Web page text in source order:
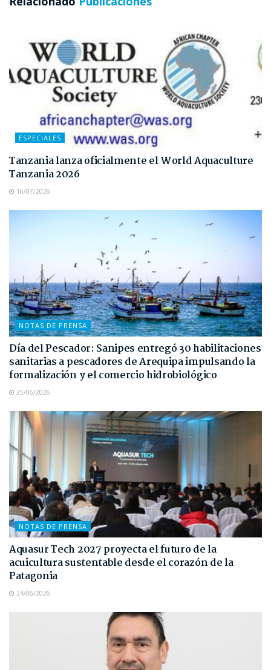
ESPECIALES
Tanzania lanza oficialmente el World Aquaculture
Tanzania 2026
16/07/2026
NOTAS DE PRENSA
Día del Pescador: Sanipes entregó 30 habilitaciones
sanitarias a pescadores de Arequipa impulsando la
formalización y el comercio hidrobiológico
25/06/2026
NOTAS DE PRENSA
Aquasur Tech 2027 proyecta el futuro de la
acuicultura sustentable desde el corazón de la
Patagonia
24/06/2026